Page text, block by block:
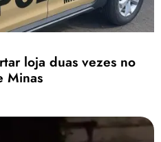
loja duas vezes no
Minas